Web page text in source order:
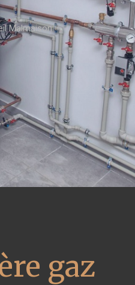
Malmaison
gaz